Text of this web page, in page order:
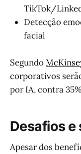
TikTok/
Detecção
facial
Segundo
corporativos
por IA, contra
Desafios
Apesar dos